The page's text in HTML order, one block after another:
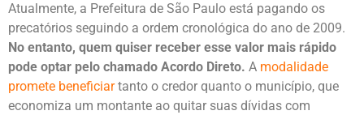
Atualmente, a Prefeitura de São Paulo está pagando os
precatórios seguindo a ordem cronológica do ano de 2009.
No entanto, quem quiser receber esse valor mais rápido
pode optar pelo chamado Acordo Direto. A modalidade
promete beneficiartanto o credor quanto o município, que
economiza um montante ao quitar suas dívidas com